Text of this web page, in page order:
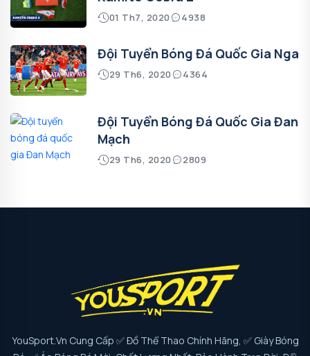
01 Th7, 2020 4938
Đội Tuyển Bóng Đá Quốc Gia Nga
29 Th6, 2020 4364
Đội Tuyển Bóng Đá Quốc Gia Đan
Mạch
29 Th6, 2020 2809
YouSport.vn Cung Cấp ✅ Đồ Thể Thao Chính Hãng, ✅ Giày Bóng